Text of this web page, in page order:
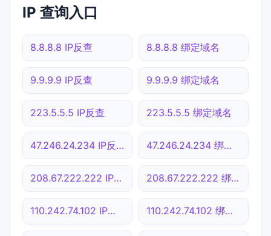
IP 查询入口
8.8.8.8 IP反查 8.8.8.8 绑定域名
9.9.9.9 IP反查 9.9.9.9 绑定域名
223.5.5.5 IP反查 223.5.5.5 绑定域名
47.246.24.234 IP反查 47.246.24.234 绑定域名
208.67.222.222 IP反查 208.67.222.222 绑定域名
110.242.74.102 IP反查 110.242.74.102 绑定域名